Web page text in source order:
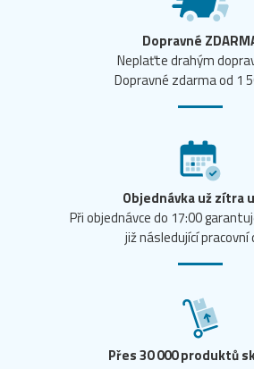
Dopravné
Neplaťte drahým
Dopravné zdarma od 1
Objednávka už zítra
Při objednávce do 17:00
již následující pracovní
Přes 30 000 produktů